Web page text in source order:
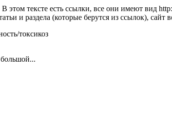
этом тексте есть ссылки, все они имеют вид
и раздела (которые берутся из ссылок), сайт
токсикоз